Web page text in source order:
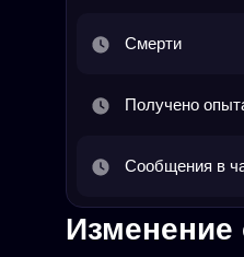
Смерти
Получено
Сообщения в
Изменение